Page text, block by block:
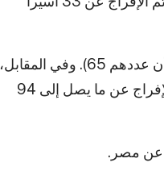
كما سيبدأ تنفيذ المرحلة الثانية، والتي تشمل الإفراج عن بقية الأسرى (يُعتقد أن عددهم 65). وفي المقابل،
تلتزم إسرائيل بالانسحاب من غزة واحترام وقف إطلاق النار الدائم. وسيتم الإفراج عن ما يصل إلى 94
عن مصر.